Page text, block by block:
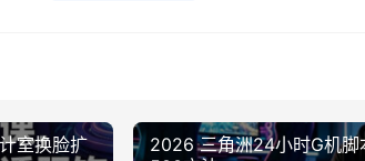
室换脸扩
2026 三角洲24小时G机脚